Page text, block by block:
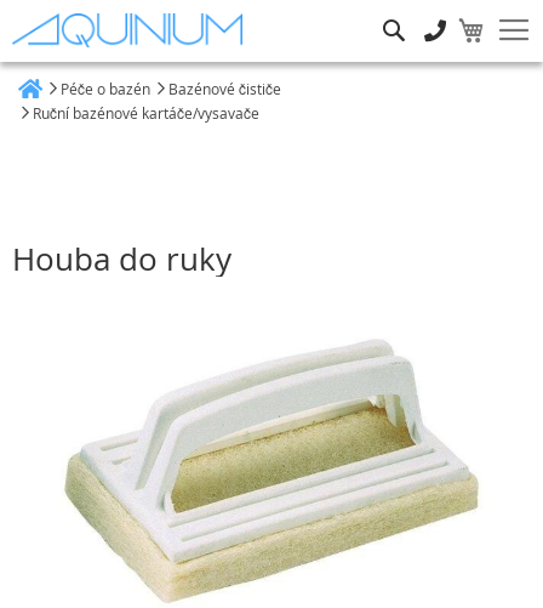
Péče o bazén
Bazénové čističe
Ruční bazénové kartáče/vysavače
Houba do ruky